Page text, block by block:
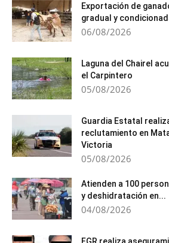
Exportación de
gradual y
06/08/2026
Laguna del Chairel
el Carpintero
05/08/2026
Guardia Estatal
reclutamiento en
Victoria
05/08/2026
Atienden a 100
y deshidratación en...
04/08/2026